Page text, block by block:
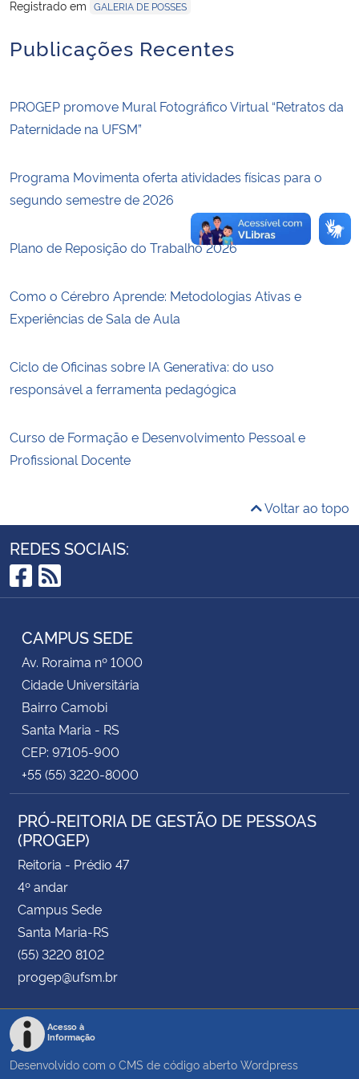
Gabinete de Segurança Institucional
Banco Central do Brasil
Planalto
Registrado em GALERIA DE POSSES
Publicações Recentes
PROGEP promove Mural Fotográfico Virtual “Retratos da
Paternidade na UFSM”
Programa Movimenta oferta atividades físicas para o
segundo semestre de 2026
Plano de Reposição do Trabalho 2026
Como o Cérebro Aprende: Metodologias Ativas e
Experiências de Sala de Aula
Ciclo de Oficinas sobre IA Generativa: do uso
responsável a ferramenta pedagógica
Curso de Formação e Desenvolvimento Pessoal e
Profissional Docente
Voltar ao topo
REDES SOCIAIS:
Facebook
RSS
CAMPUS SEDE
Av. Roraima nº 1000
Cidade Universitária
Bairro Camobi
Santa Maria - RS
CEP: 97105-900
+55 (55) 3220-8000
PRÓ-REITORIA DE GESTÃO DE PESSOAS
(PROGEP)
Reitoria - Prédio 47
4º andar
Campus Sede
Santa Maria-RS
(55) 3220 8102
progep@ufsm.br
Acesso à
Informação
Desenvolvido com o CMS de código aberto Wordpress